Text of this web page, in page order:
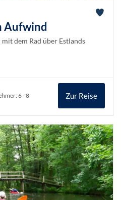
Aufwind
dem Rad über Estlands
6 - 8 Zur Reise